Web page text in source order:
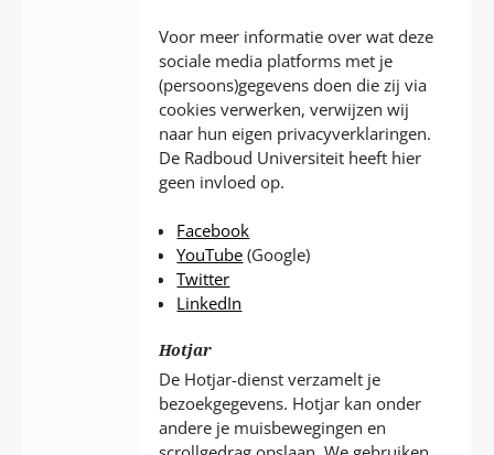
Voor meer informatie over wat deze
sociale media platforms met je
(persoons)gegevens doen die zij via
cookies verwerken, verwijzen wij
naar hun eigen privacyverklaringen.
De Radboud Universiteit heeft hier
geen invloed op.
Facebook
YouTube (Google)
Twitter
LinkedIn
Hotjar
De Hotjar-dienst verzamelt je
bezoekgegevens. Hotjar kan onder
andere je muisbewegingen en